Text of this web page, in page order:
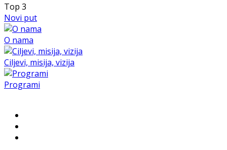
Top 3
Novi put
O nama
Ciljevi, misija, vizija
Programi